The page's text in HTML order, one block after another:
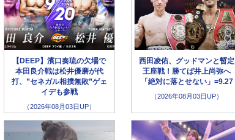
【DEEP】濱口奏琉の欠場で
本田良介戦は松井優磨が代
打、”セネガル相撲無敗”ゲェ
イデも参戦
（2026年08月03日UP）
西田凌佑、グッドマンと暫定
王座戦！勝てば井上尚弥へ
「絶対に落とせない」=9.27
（2026年08月03日UP）